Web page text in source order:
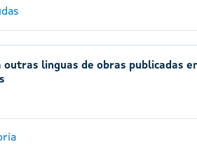
linguas de obras publicadas